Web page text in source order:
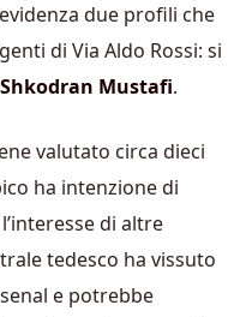
due profili che
di Via Aldo Rossi: si
Mustafi.
valutato circa dieci
ha intenzione di
di altre
tedesco ha vissuto
e potrebbe